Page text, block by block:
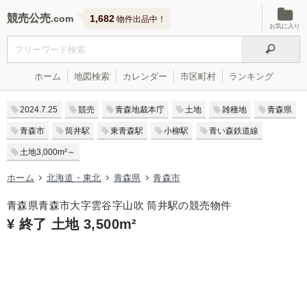
競売公売 1,682 物件出品中！
お気に入り
ホーム 地図検索 カレンダー 市区町村 ランキング
2024.7.25 競売 青森地裁本庁 土地 雑種地 青森県
青森市 筒井駅 東青森駅 小柳駅 青い森鉄道線
土地3,000m²～
ホーム 北海道・東北 青森県 青森市
青森県青森市大字雲谷字山吹 筒井駅の競売物件
¥ 終了 土地 3,500m²